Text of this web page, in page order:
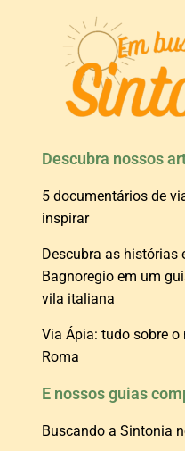
Descubra nossos
5 documentários de
inspirar
Descubra as histórias
Bagnoregio em um
vila italiana
Via Ápia: tudo sobre
Roma
E nossos guias
Buscando a Sintonia